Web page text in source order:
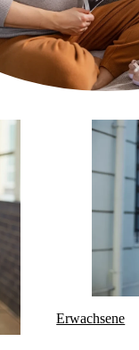
Erwachsene